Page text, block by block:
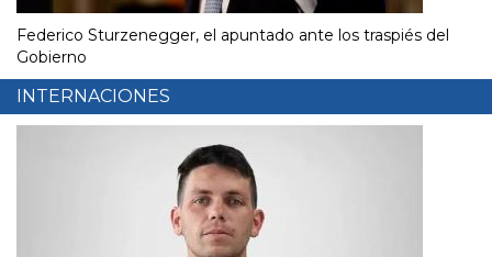
Federico Sturzenegger, el apuntado ante los traspiés del
Gobierno
INTERNACIONES